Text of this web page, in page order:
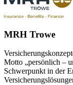
MRH Trowe
Motto „persönlich –
Schwerpunkt in der